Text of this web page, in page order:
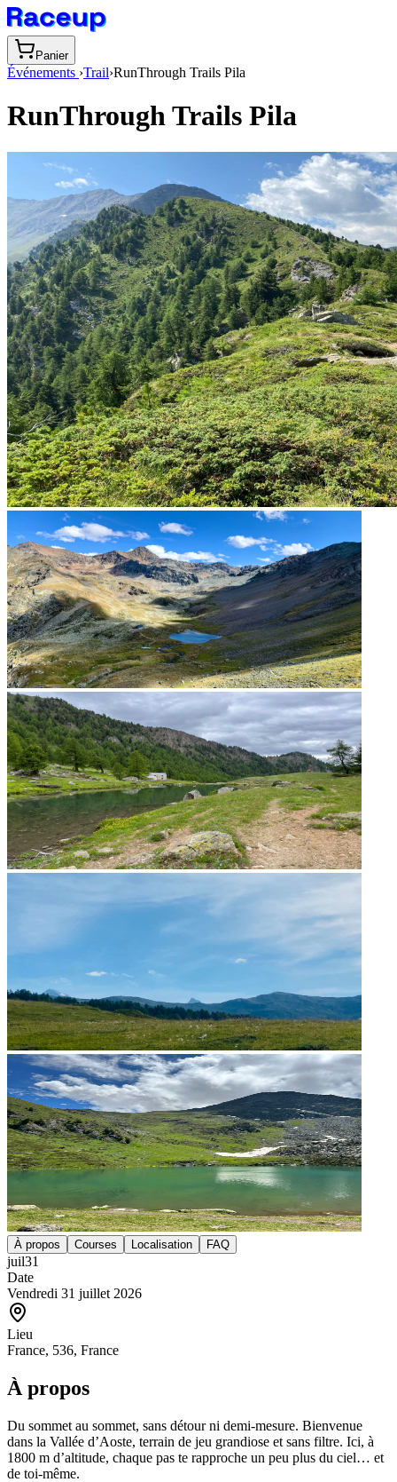
Panier
Événements ›Trail›RunThrough Trails Pila
RunThrough Trails Pila
À propos Courses Localisation FAQ
juil31
Date
Vendredi 31 juillet 2026
Lieu
France, 536, France
À propos
Du sommet au sommet, sans détour ni demi-mesure. Bienvenue
dans la Vallée d’Aoste, terrain de jeu grandiose et sans filtre. Ici, à
1800 m d’altitude, chaque pas te rapproche un peu plus du ciel… et
de toi-même.